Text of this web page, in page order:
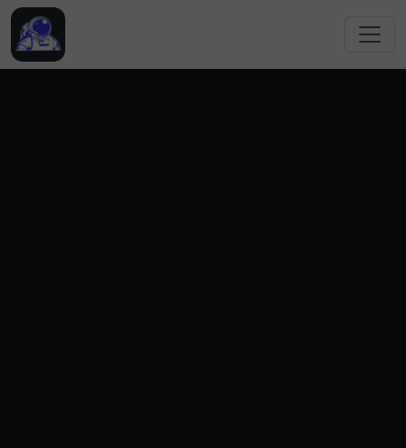
跳转到主要内容